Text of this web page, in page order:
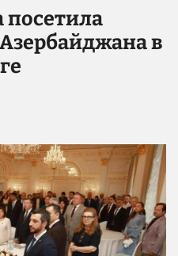
посетила
в